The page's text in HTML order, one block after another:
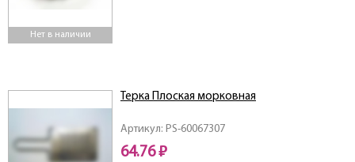
Нет в наличии
Артикул: PS-60067307
Терка Плоская морковная
64.76 ₽